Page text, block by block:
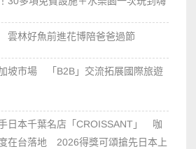
雲林好魚前進花博陪爸爸過節
坡市場 「B2B」交流拓展國際旅遊
日本千葉名店「CROISSANT」 咖
在台落地 2026得獎可頌搶先日本上